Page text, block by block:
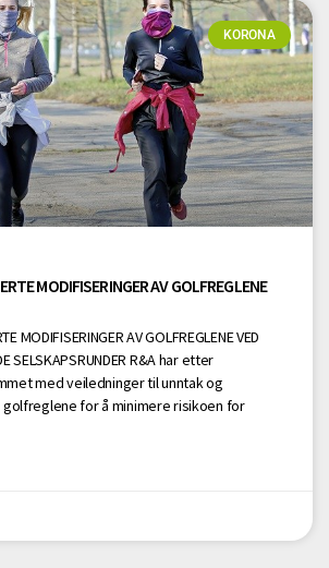
KORONA
MODIFISERINGER AV GOLFREGLENE
MODIFISERINGER AV GOLFREGLENE VED
SELSKAPSRUNDER R&A har etter
med veiledninger til unntak og
for å minimere risikoen for